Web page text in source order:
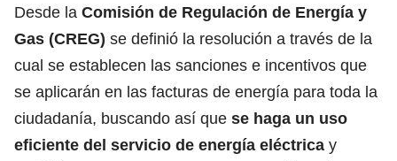
Desde la Comisión de Regulación de Energía y
Gas (CREG) se definió la resolución a través de la
cual se establecen las sanciones e incentivos que
se aplicarán en las facturas de energía para toda la
ciudadanía, buscando así que se haga un uso
eficiente del servicio de energía eléctrica y